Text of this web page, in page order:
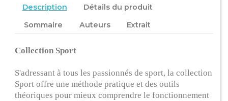
Description
Détails du produit
Sommaire
Auteurs Extrait
Collection Sport
S'adressant à tous les passionnés de sport, la collection
Sport offre une méthode pratique et des outils
théoriques pour mieux comprendre le fonctionnement